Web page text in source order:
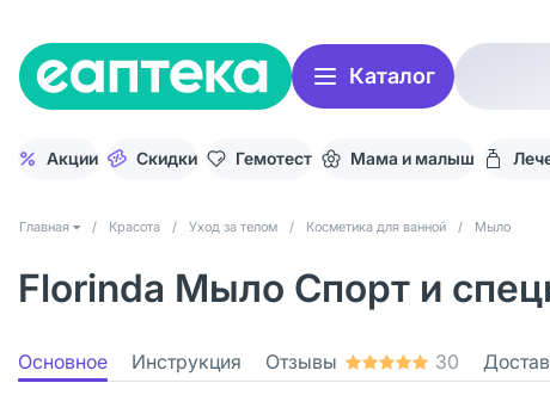
Каталог
Акции Скидки Гемотест Мама и малыш
Главная / Красота / Уход за телом / Косметика для ванной / Мыло
Florinda Мыло Спорт и
Основное Инструкция Отзывы 30